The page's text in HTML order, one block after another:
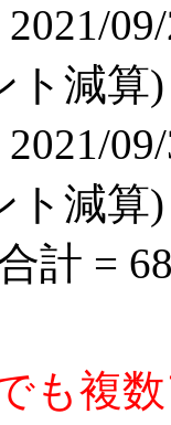
ト減算)
ト減算)
計 =
も複